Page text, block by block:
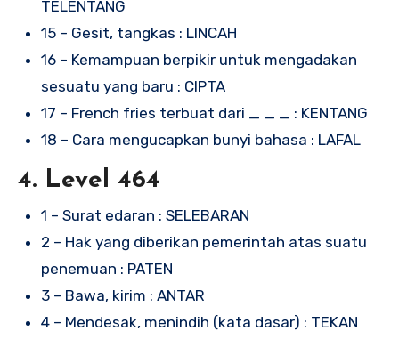
TELENTANG
15 – Gesit, tangkas : LINCAH
16 – Kemampuan berpikir untuk mengadakan
sesuatu yang baru : CIPTA
17 – French fries terbuat dari _ _ _ : KENTANG
18 – Cara mengucapkan bunyi bahasa : LAFAL
4. Level 464
1 – Surat edaran : SELEBARAN
2 – Hak yang diberikan pemerintah atas suatu
penemuan : PATEN
3 – Bawa, kirim : ANTAR
4 – Mendesak, menindih (kata dasar) : TEKAN